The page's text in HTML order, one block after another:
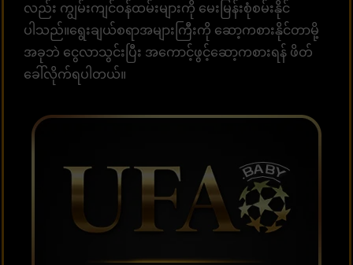
လည်း ကျွမ်းကျင်ဝန်ထမ်းများကို မေးမြန်းစုံစမ်းနိုင်
ပါသည်။ရွေးချယ်စရာအများကြီးကို ဆော့ကစားနိုင်တာမို့
အခုဘဲ ငွေလာသွင်းပြီး အကောင့်ဖွင့်ဆော့ကစားရန် ဖိတ်
ခေါ်လိုက်ရပါတယ်။